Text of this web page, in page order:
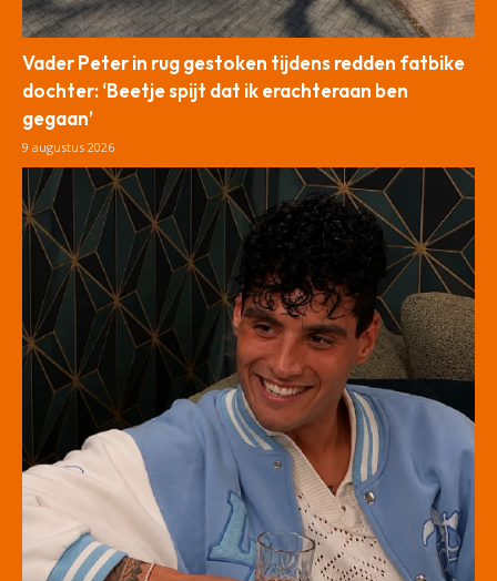
Vader Peter in rug gestoken tijdens redden fatbike
dochter: ‘Beetje spijt dat ik erachteraan ben
gegaan’
9 augustus 2026